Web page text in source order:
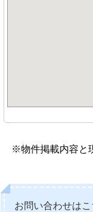
※物件掲載内容と
お問い合わせはこ